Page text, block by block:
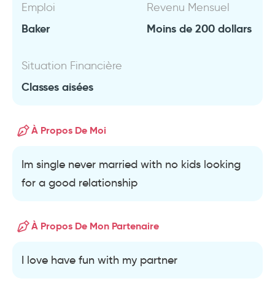
Emploi
Baker
Revenu Mensuel
Moins de 200 dollars
Situation Financière
Classes aisées
À Propos De Moi
Im single never married with no kids looking
for a good relationship
À Propos De Mon Partenaire
I love have fun with my partner